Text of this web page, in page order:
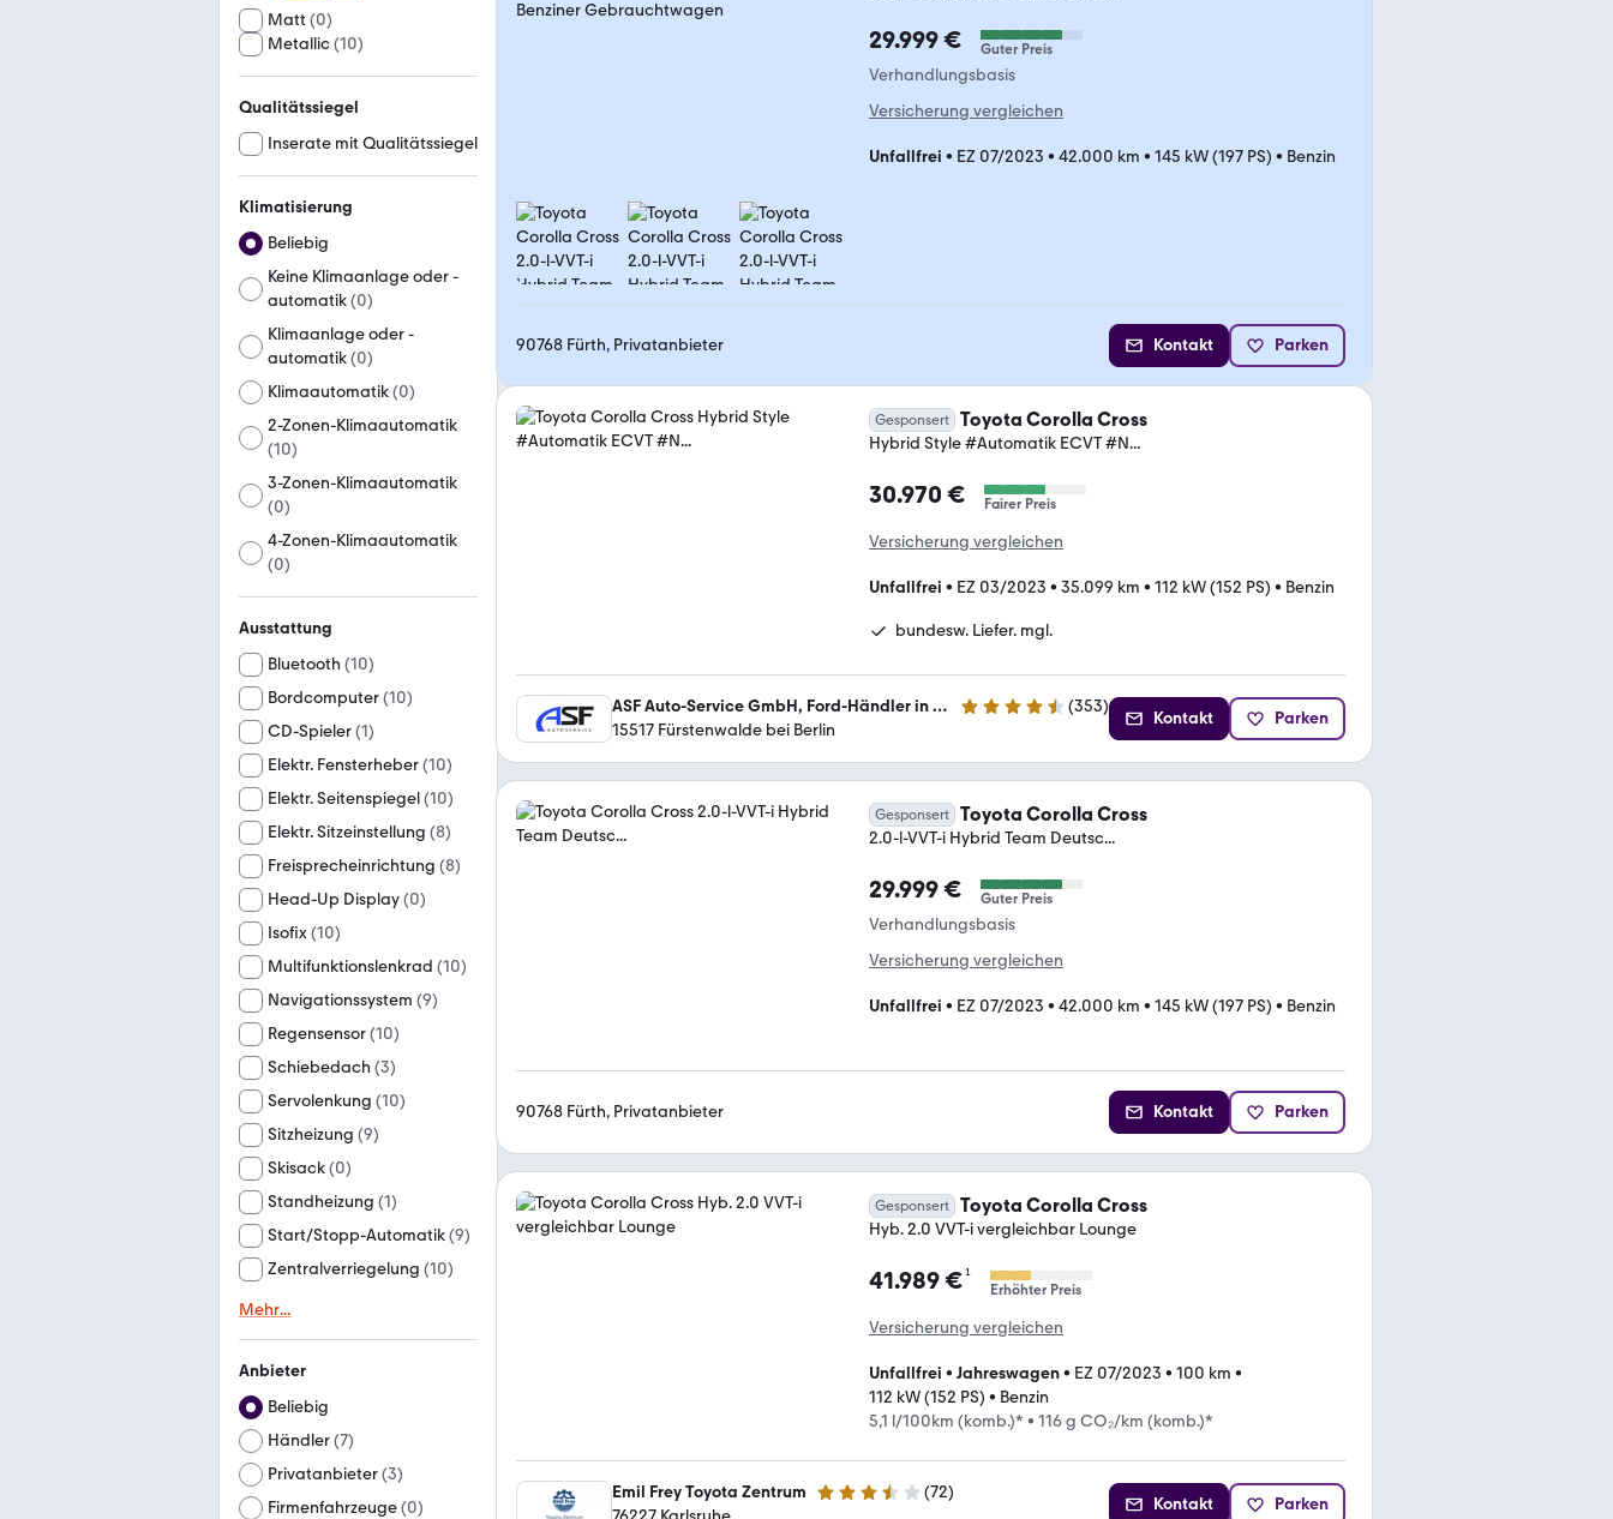
Matt (0)
Metallic(10)
Qualitätssiegel
Inserate mit Qualitätssiegel
Klimatisierung
Beliebig
Keine Klimaanlage oder -
automatik(0)
Klimaanlage oder -
automatik(0)
Klimaautomatik(0)
2-Zonen-Klimaautomatik
(10)
3-Zonen-Klimaautomatik
(0)
4-Zonen-Klimaautomatik
(0)
Ausstattung
Bluetooth (10)
Bordcomputer(10)
CD-Spieler(1)
Elektr. Fensterheber(10)
Elektr. Seitenspiegel(10)
Elektr. Sitzeinstellung (8)
Freisprecheinrichtung (8)
Head-Up Display(0)
Isofix(10)
Multifunktionslenkrad (10)
Navigationssystem (9)
Regensensor(10)
Schiebedach (3)
Servolenkung (10)
Sitzheizung (9)
Skisack(0)
Standheizung (1)
Start/Stopp-Automatik(9)
Zentralverriegelung (10)
Mehr...
Anbieter
Beliebig
Händler(7)
Privatanbieter(3)
Firmenfahrzeuge(0)
29.999 € Guter Preis
Verhandlungsbasis
Versicherung vergleichen
Unfallfrei • EZ 07/2023 • 42.000 km • 145 kW (197 PS) • Benzin
90768 Fürth, Privatanbieter Kontakt Parken
Gesponsert Toyota Corolla Cross
Hybrid Style #Automatik ECVT #N...
30.970 € Fairer Preis
Versicherung vergleichen
Unfallfrei • EZ 03/2023 • 35.099 km • 112 kW (152 PS) • Benzin
bundesw. Liefer. mgl.
ASF Auto-Service GmbH, Ford-Händler in Fürstenwalde bei Berlin 4.6 Sterne (353)
15517 Fürstenwalde bei Berlin
Kontakt Parken
Gesponsert Toyota Corolla Cross
2.0-l-VVT-i Hybrid Team Deutsc...
29.999 € Guter Preis
Verhandlungsbasis
Versicherung vergleichen
Unfallfrei • EZ 07/2023 • 42.000 km • 145 kW (197 PS) • Benzin
90768 Fürth, Privatanbieter Kontakt Parken
Gesponsert Toyota Corolla Cross
Hyb. 2.0 VVT-i vergleichbar Lounge
41.989 €¹
Erhöhter Preis
Versicherung vergleichen
Unfallfrei • Jahreswagen• EZ 07/2023 • 100 km •
112 kW (152 PS) • Benzin
5,1 l/100km (komb.)* • 116 g CO₂/km (komb.)*
Emil Frey Toyota Zentrum 3.7 Sterne (72)
Kontakt Parken